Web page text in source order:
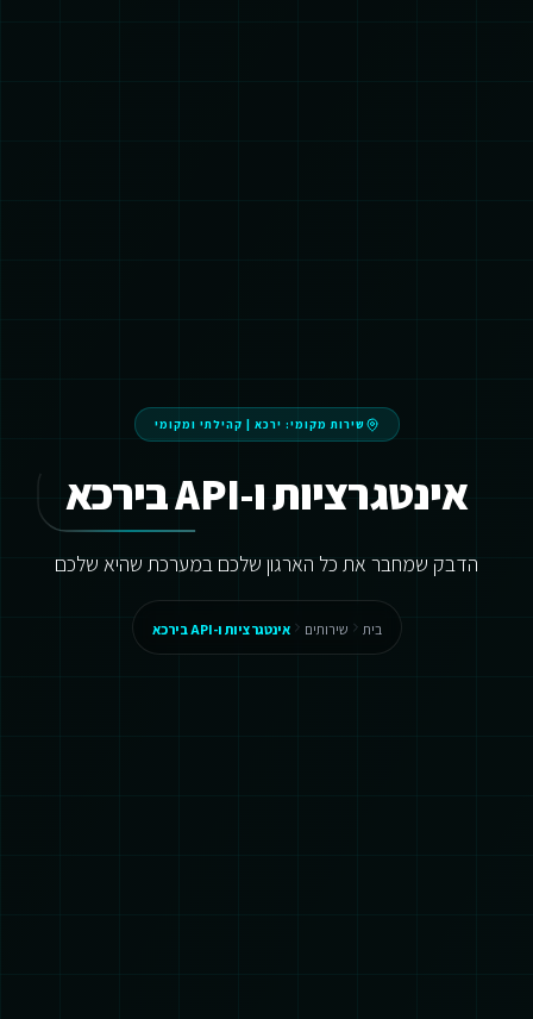
שירות מקומי: ירכא | קהילתי ומקומי
אינטגרציות ו-API בירכא
הדבק שמחבר את כל הארגון שלכם במערכת שהיא שלכם
בית שירותים אינטגרציות ו-API בירכא